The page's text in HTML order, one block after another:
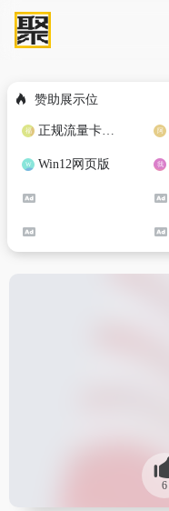
赞助展示位
正规流量卡免费加盟合作
Win12网页版
6